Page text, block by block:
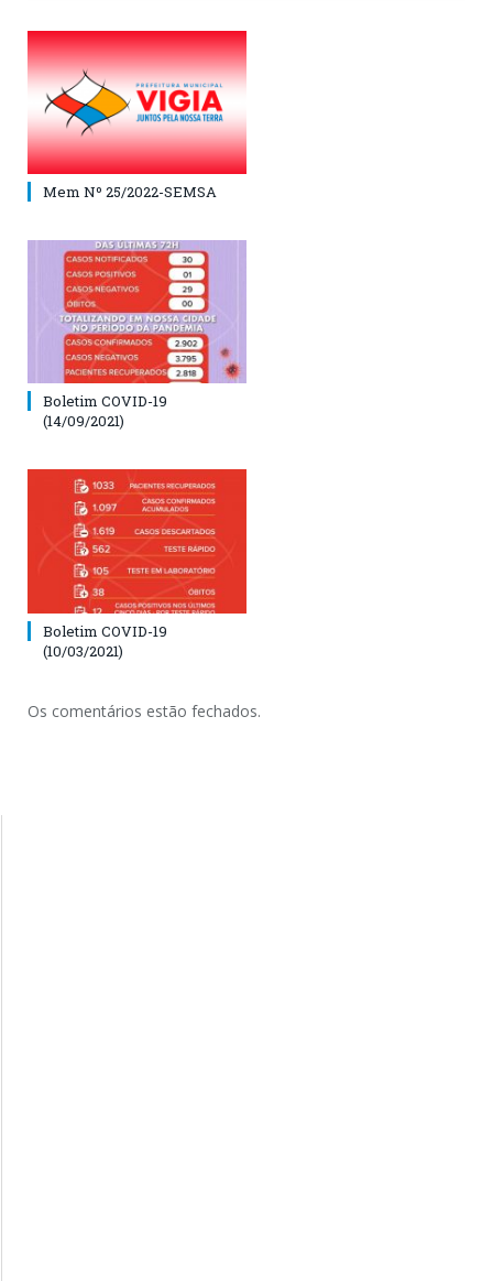
Mem Nº 25/2022-SEMSA
Boletim COVID-19
(14/09/2021)
Boletim COVID-19
(10/03/2021)
Os comentários estão fechados.